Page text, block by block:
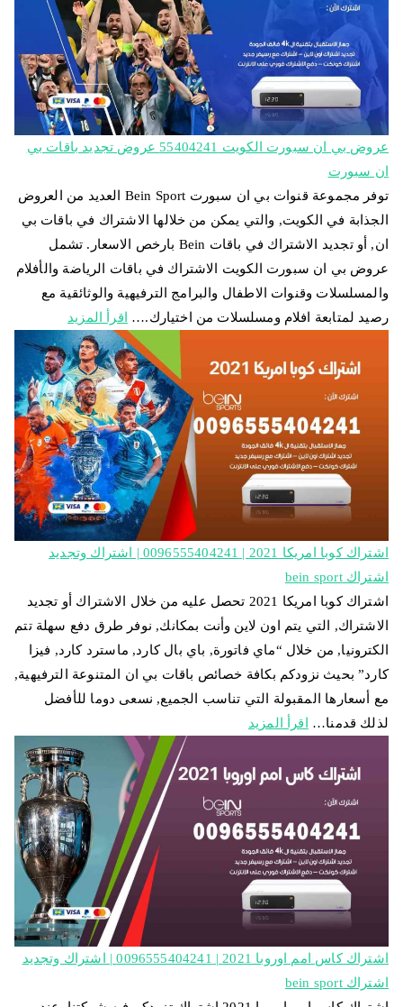
عروض بي ان سبورت الكويت 55404241 عروض تجديد باقات بي
ان سبورت
توفر مجموعة قنوات بي ان سبورت Bein Sport العديد من العروض
الجذابة في الكويت, والتي يمكن من خلالها الاشتراك في باقات بي
ان, أو تجديد الاشتراك في باقات Bein بارخص الاسعار. تشمل
عروض بي ان سبورت الكويت الاشتراك في باقات الرياضة والأفلام
والمسلسلات وقنوات الاطفال والبرامج الترفيهية والوثائقية مع
رصيد لمتابعة افلام ومسلسلات من اختيارك.…
اقرأ المزيد
اشتراك كوبا امريكا 2021 | 0096555404241 | اشتراك وتجديد
اشتراك bein sport
اشتراك كوبا امريكا 2021 تحصل عليه من خلال الاشتراك أو تجديد
الاشتراك, التي يتم اون لاين وأنت بمكانك, نوفر طرق دفع سهلة تتم
الكترونيا, من خلال “ماي فاتورة, باي بال كارد, ماسترد كارد, فيزا
كارد” بحيث نزودكم بكافة خصائص باقات بي ان المتنوعة الترفيهية,
مع أسعارها المقبولة التي تناسب الجميع, نسعى دوما للأفضل
لذلك قدمنا…
اقرأ المزيد
اشتراك كاس امم اوروبا 2021 | 0096555404241 | اشتراك وتجديد
اشتراك bein sport